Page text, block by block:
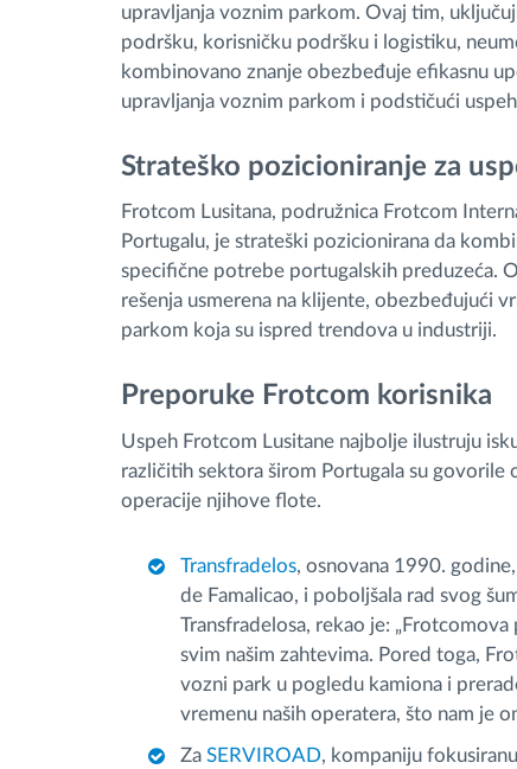
upravljanja voznim parkom. Ovaj tim,
podršku, korisničku podršku i logistiku,
kombinovano znanje obezbeđuje efikasnu
upravljanja voznim parkom i podstičući
Strateško pozicioniranje za
Frotcom Lusitana, podružnica Frotcom
Portugalu, je strateški pozicionirana da
specifične potrebe portugalskih preduzeća.
rešenja usmerena na klijente, obezbeđujući
parkom koja su ispred trendova u industriji.
Preporuke Frotcom korisnika
Uspeh Frotcom Lusitane najbolje ilustruju
različitih sektora širom Portugala su
operacije njihove flote.
Transfradelos, osnovana 1990.
de Famalicao, i poboljšala rad svog
Transfradelosa, rekao je:
svim našim zahtevima. Pored toga,
vozni park u pogledu kamiona i
vremenu naših operatera, što nam je
Za SERVIROAD, kompaniju